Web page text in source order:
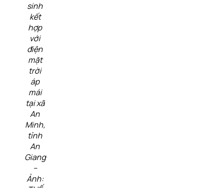
sinh
kết
hợp
với
điện
mặt
trời
áp
mái
tại xã
An
Minh,
tỉnh
An
Giang
–
Ảnh: